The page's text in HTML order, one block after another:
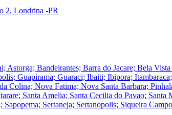
2, Londrina -PR
Astorga; Bandeirantes; Barra do Jacare; Bela
Guapirama; Guaraci; Ibaiti; Ibipora;
Colina; Nova Fatima; Nova Santa Barbara;
Santa Amelia; Santa Cecilia do Pavao;
Sertaneja; Sertanopolis; Siqueira